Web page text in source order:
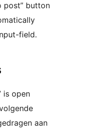
post” button
field.
is open
aan